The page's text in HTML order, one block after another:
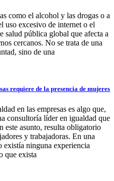
como el alcohol y las drogas o a
uso excesivo de internet o el
salud pública global que afecta a
cercanos. No se trata de una
sino de una
requiere de la presencia de mujeres
en las empresas es algo que,
consultoría líder en igualdad que
este asunto, resulta obligatorio
y trabajadoras. En una
existía ninguna experiencia
que exista